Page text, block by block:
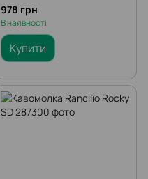
978 грн
В наявності
Купити